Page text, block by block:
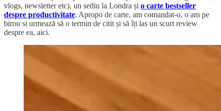
vlogs, newsletter etc), un sediu la Londra și o carte bestseller
despre productivitate. Apropo de carte, am comandat-o, o am pe
birou si urmează să o termin de citit și să îți las un scurt review
despre ea, aici.